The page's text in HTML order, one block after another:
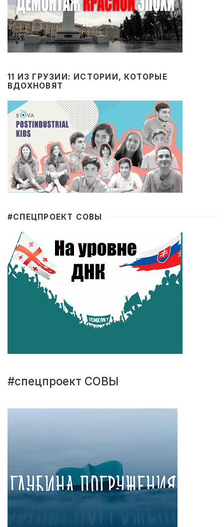
11 ИЗ ГРУЗИИ: ИСТОРИИ, КОТОРЫЕ
ВДОХНОВЯТ
#CПЕЦПРОЕКТ СОВЫ
#спецпроект СОВЫ